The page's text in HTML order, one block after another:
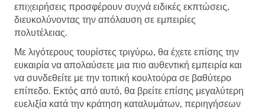
επιχειρήσεις προσφέρουν συχνά ειδικές εκπτώσεις,
διευκολύνοντας την απόλαυση σε εμπειρίες
πολυτέλειας.
Με λιγότερους τουρίστες τριγύρω, θα έχετε επίσης την
ευκαιρία να απολαύσετε μια πιο αυθεντική εμπειρία και
να συνδεθείτε με την τοπική κουλτούρα σε βαθύτερο
επίπεδο. Εκτός από αυτό, θα βρείτε επίσης μεγαλύτερη
ευελιξία κατά την κράτηση καταλυμάτων, περιηγήσεων